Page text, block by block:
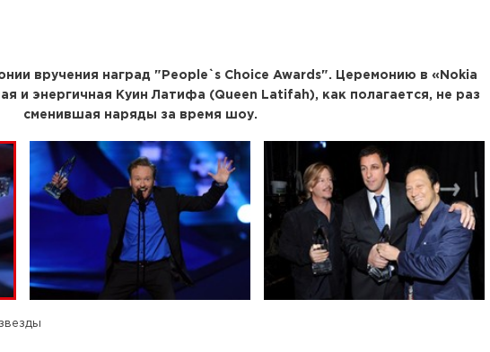
вручения наград "People`s Choice Awards". Церемонию в «Nokia
и энергичная Куин Латифа (Queen Latifah), как полагается, не раз
сменившая наряды за время шоу.